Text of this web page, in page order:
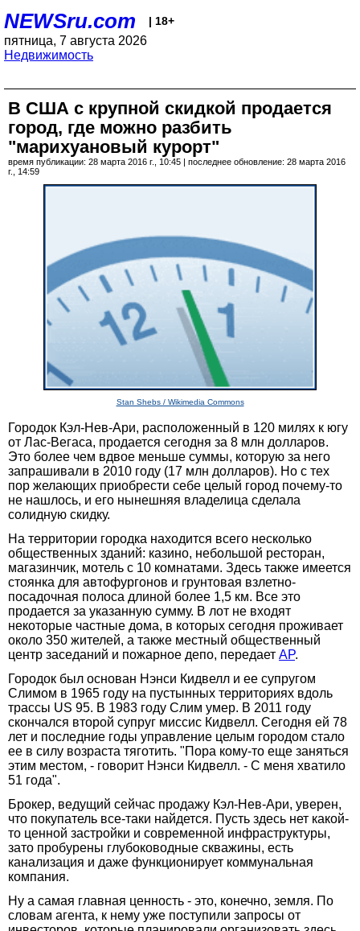
NEWSru.com | 18+
пятница, 7 августа 2026
Недвижимость
В США с крупной скидкой продается
город, где можно разбить
"марихуановый курорт"
время публикации: 28 марта 2016 г., 10:45 | последнее обновление: 28 марта 2016
г., 14:59
Stan Shebs / Wikimedia Commons
Городок Кэл-Нев-Ари, расположенный в 120 милях к югу
от Лас-Вегаса, продается сегодня за 8 млн долларов.
Это более чем вдвое меньше суммы, которую за него
запрашивали в 2010 году (17 млн долларов). Но с тех
пор желающих приобрести себе целый город почему-то
не нашлось, и его нынешняя владелица сделала
солидную скидку.
На территории городка находится всего несколько
общественных зданий: казино, небольшой ресторан,
магазинчик, мотель с 10 комнатами. Здесь также имеется
стоянка для автофургонов и грунтовая взлетно-
посадочная полоса длиной более 1,5 км. Все это
продается за указанную сумму. В лот не входят
некоторые частные дома, в которых сегодня проживает
около 350 жителей, а также местный общественный
центр заседаний и пожарное депо, передает AP.
Городок был основан Нэнси Кидвелл и ее супругом
Слимом в 1965 году на пустынных территориях вдоль
трассы US 95. В 1983 году Слим умер. В 2011 году
скончался второй супруг миссис Кидвелл. Сегодня ей 78
лет и последние годы управление целым городом стало
ее в силу возраста тяготить. "Пора кому-то еще заняться
этим местом, - говорит Нэнси Кидвелл. - С меня хватило
51 года".
Брокер, ведущий сейчас продажу Кэл-Нев-Ари, уверен,
что покупатель все-таки найдется. Пусть здесь нет какой-
то ценной застройки и современной инфраструктуры,
зато пробурены глубоководные скважины, есть
канализация и даже функционирует коммунальная
компания.
Ну а самая главная ценность - это, конечно, земля. По
словам агента, к нему уже поступили запросы от